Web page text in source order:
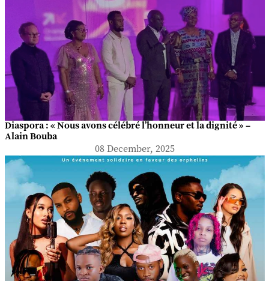
Diaspora : « Nous avons célébré l’honneur et la dignité » –
Alain Bouba
08 December, 2025